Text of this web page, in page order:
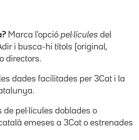
Marca l'opció pel·lícules del
i busca-hi títols (original,
directors.
dades facilitades per 3Cat i la
de pel·lícules doblades o
emeses a 3Cat o estrenades